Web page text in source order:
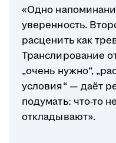
«Одно
уверенность.
расценить как
Транслирование
„очень нужно“,
условия“ — даёт
подумать: что-то
откладывают».